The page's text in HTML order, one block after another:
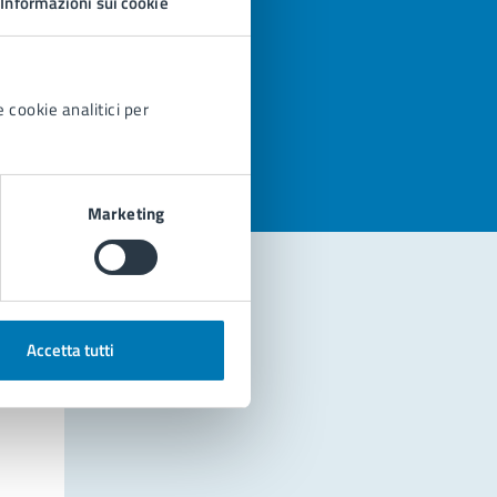
cookie analitici per
Marketing
Accetta tutti